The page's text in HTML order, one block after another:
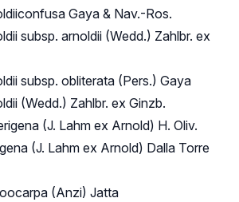
Gaya & Nav.-Ros.
subsp. arnoldii (Wedd.) Zahlbr. ex
subsp. obliterata (Pers.) Gaya
(Wedd.) Zahlbr. ex Ginzb.
(J. Lahm ex Arnold) H. Oliv.
(J. Lahm ex Arnold) Dalla Torre
(Anzi) Jatta